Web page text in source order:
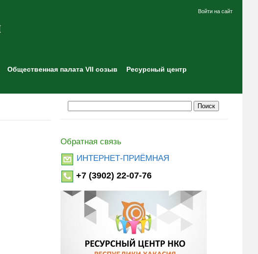
Войти на сайт
Общественная палата VII созыв
Ресурсный центр
Обратная связь
ИНТЕРНЕТ-ПРИЁМНАЯ
+7 (3902) 22-07-76